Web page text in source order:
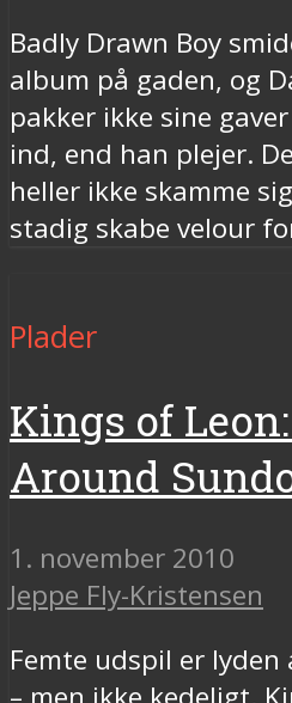
Badly Drawn Boy
album på gaden, og
pakker ikke sine
ind, end han plejer.
heller ikke skamme
stadig skabe velour
Plader
Kings of
Around
1. november 2010
Jeppe Fly-Kristensen
Femte udspil er